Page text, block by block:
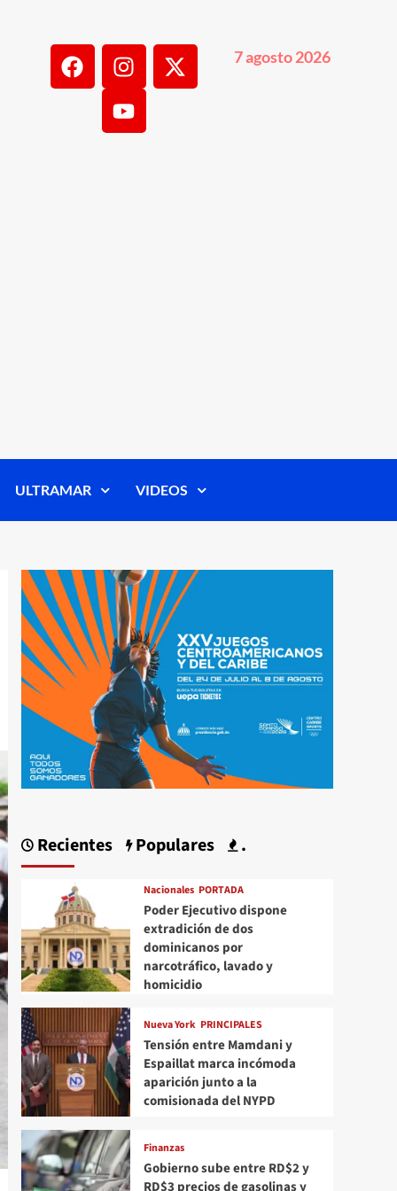
7 agosto 2026
ULTRAMAR VIDEOS
Recientes Populares .
Nacionales PORTADA
Poder Ejecutivo dispone
extradición de dos
dominicanos por
narcotráfico, lavado y
homicidio
Nueva York PRINCIPALES
Tensión entre Mamdani y
Espaillat marca incómoda
aparición junto a la
comisionada del NYPD
Finanzas
Gobierno sube entre RD$2 y
RD$3 precios de gasolinas y